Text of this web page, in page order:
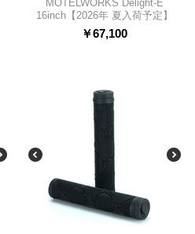
MOTELWORKS Delight-E
16inch【2026年 夏入荷予定】
￥67,100